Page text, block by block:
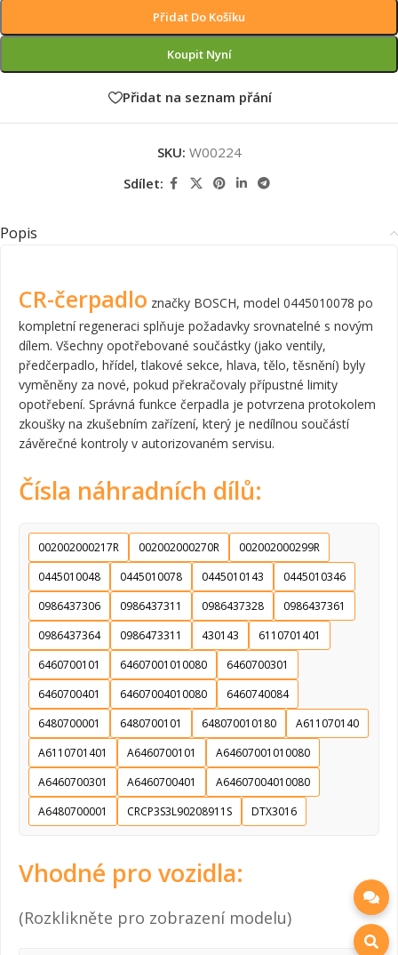
Přidat Do Košíku
Koupit Nyní
Přidat na seznam přání
SKU: W00224
Sdílet:
Popis
CR-čerpadlo značky BOSCH, model 0445010078 po
kompletní regeneraci splňuje požadavky srovnatelné s novým
dílem. Všechny opotřebované součástky (jako ventily,
předčerpadlo, hřídel, tlakové sekce, hlava, tělo, těsnění) byly
vyměněny za nové, pokud překračovaly přípustné limity
opotřebení. Správná funkce čerpadla je potvrzena protokolem
zkoušky na zkušebním zařízení, který je nedílnou součástí
závěrečné kontroly v autorizovaném servisu.
Čísla náhradních dílů:
002002000217R 002002000270R
002002000299R
0445010048
0445010078 0445010143
0445010346
0986437306
0986437311 0986437328
0986437361
0986437364
0986473311 430143
6110701401
6460700101
64607001010080
6460700301
6460700401
64607004010080
6460740084
6480700001
6480700101 648070010180
A611070140
A6110701401
A6460700101
A64607001010080
A6460700301
A6460700401
A64607004010080
A6480700001
CRCP3S3L90208911S DTX3016
Vhodné pro vozidla:
(Rozklikněte pro zobrazení modelu)